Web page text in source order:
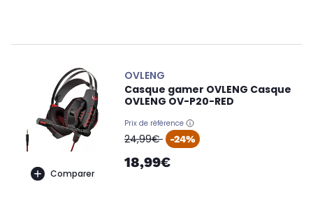
Comparer
OVLENG
Casque gamer OVLENG Casque
OVLENG OV-P20-RED
Prix de référence
oldPrice
24,99€ -24%
18,99€